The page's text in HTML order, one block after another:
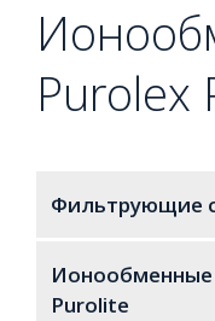
Purolex
Фильтрующие
Purolite